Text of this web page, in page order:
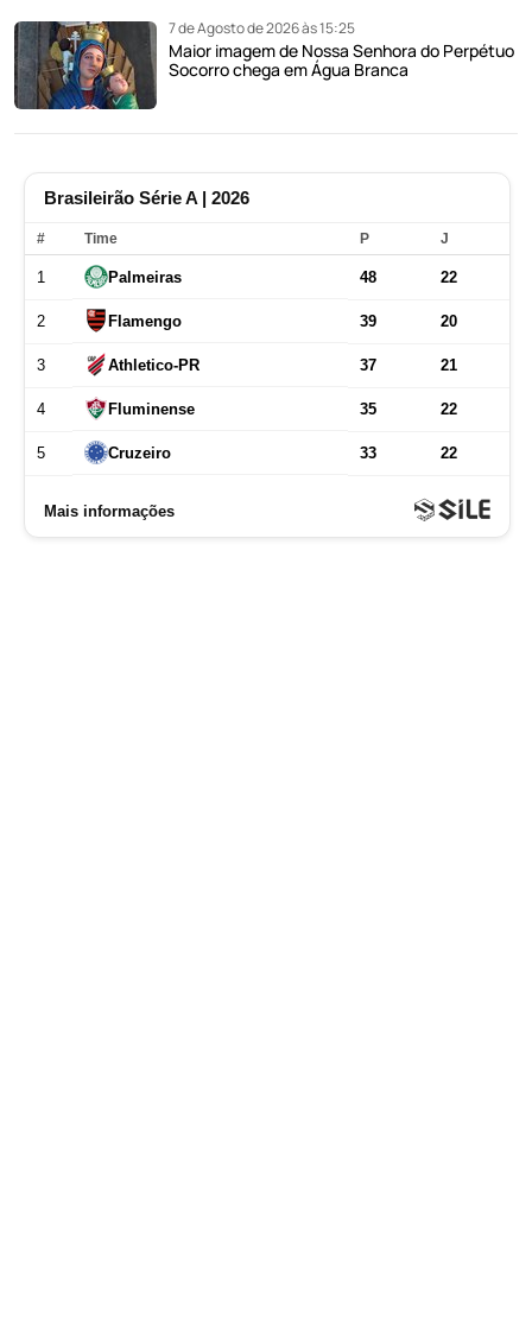
7 de Agosto de 2026 às 15:25
Maior imagem de Nossa Senhora do Perpétuo
Socorro chega em Água Branca